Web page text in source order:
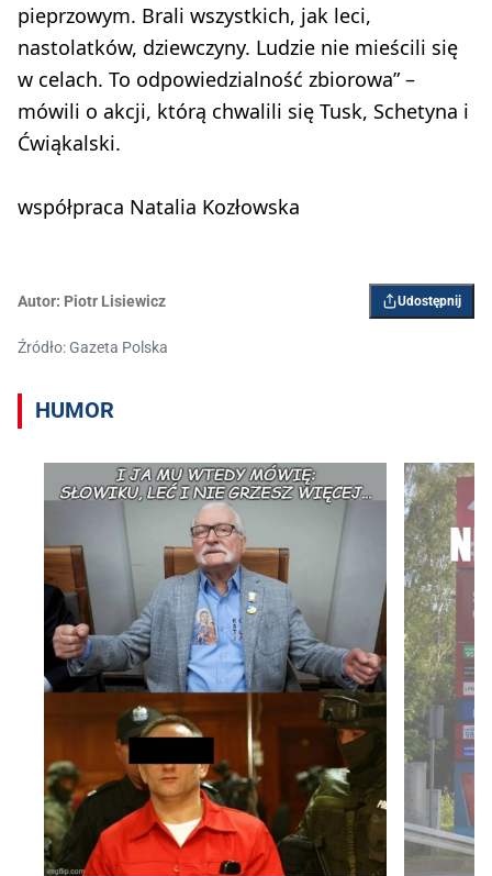
pieprzowym. Brali wszystkich, jak leci,
nastolatków, dziewczyny. Ludzie nie mieścili się
w celach. To odpowiedzialność zbiorowa” –
mówili o akcji, którą chwalili się Tusk, Schetyna i
Ćwiąkalski.
współpraca Natalia Kozłowska
Autor: Piotr Lisiewicz Udostępnij
Źródło: Gazeta Polska
HUMOR